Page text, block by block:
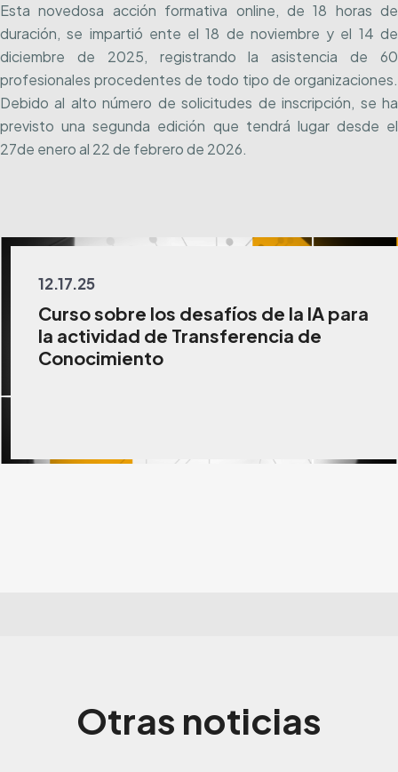
Esta novedosa acción formativa online, de 18 horas de
duración, se impartió ente el 18 de noviembre y el 14 de
diciembre de 2025, registrando la asistencia de 60
profesionales procedentes de todo tipo de organizaciones.
Debido al alto número de solicitudes de inscripción, se ha
previsto una segunda edición que tendrá lugar desde el
27de enero al 22 de febrero de 2026.
12.17.25
Curso sobre los desafíos de la IA para
la actividad de Transferencia de
Conocimiento
Otras noticias